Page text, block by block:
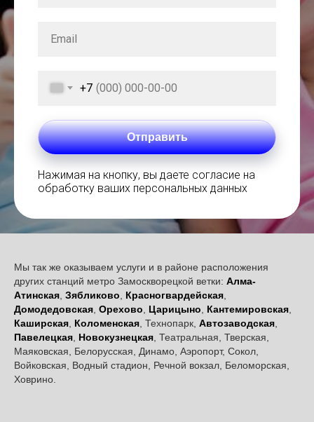
+7
Отправить
Нажимая на кнопку, вы даете согласие на
обработку ваших персональных данных
Мы так же оказываем услуги и в районе расположения
других станций метро Замоскворецкой ветки: Алма-
Атинская Зябликово Красногвардейская
Домодедовская Орехово Царицыно Кантемировская
Каширская Коломенская , Технопарк, Автозаводская
Павелецкая Новокузнецкая , Театральная, Тверская,
Маяковская, Белорусская, Динамо, Аэропорт, Сокол,
Войковская, Водный стадион, Речной вокзал, Беломорская,
Ховрино.